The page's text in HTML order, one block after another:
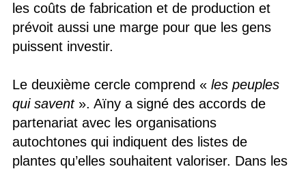
les coûts de fabrication et de production et
prévoit aussi une marge pour que les gens
puissent investir.
Le deuxième cercle comprend « les peuples
qui savent». Aïny a signé des accords de
partenariat avec les organisations
autochtones qui indiquent des listes de
plantes qu’elles souhaitent valoriser. Dans les